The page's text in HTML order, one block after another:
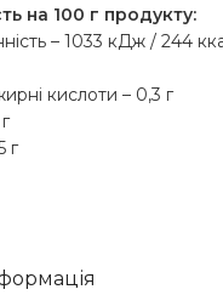
на 100 г продукту:
– 1033 кДж / 244
кислоти – 0,3 г
г